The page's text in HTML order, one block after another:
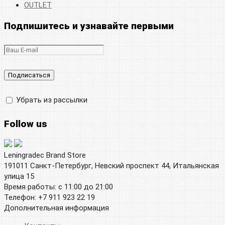
OUTLET
Подпишитесь и узнавайте первыми
Убрать из рассылки
Follow us
Leningradec Brand Store
191011 Санкт-Петербург, Невский проспект 44, Итальянская
улица 15
Время работы: с 11:00 до 21:00
Телефон: +7 911 923 22 19
Дополнительная информация